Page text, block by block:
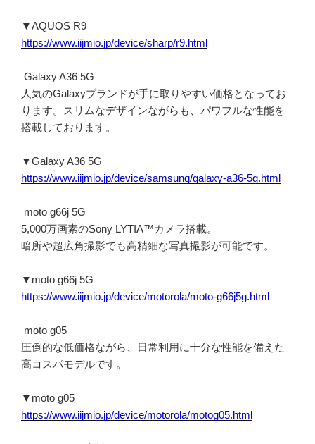
▼AQUOS R9
https://www.iijmio.jp/device/sharp/r9.html
Galaxy A36 5G
人気のGalaxyブランドが手に取りやすい価格となってお
ります。スリムなデザインながらも、パワフルな性能を
搭載しております。
▼Galaxy A36 5G
https://www.iijmio.jp/device/samsung/galaxy-a36-5g.html
moto g66j 5G
5,000万画素のSony LYTIA™カメラ搭載。
暗所や超広角撮影でも高精細な写真撮影が可能です。
▼moto g66j 5G
https://www.iijmio.jp/device/motorola/moto-g66j5g.html
moto g05
圧倒的な低価格ながら、日常利用に十分な性能を備えた
高コスパモデルです。
▼moto g05
https://www.iijmio.jp/device/motorola/motog05.html